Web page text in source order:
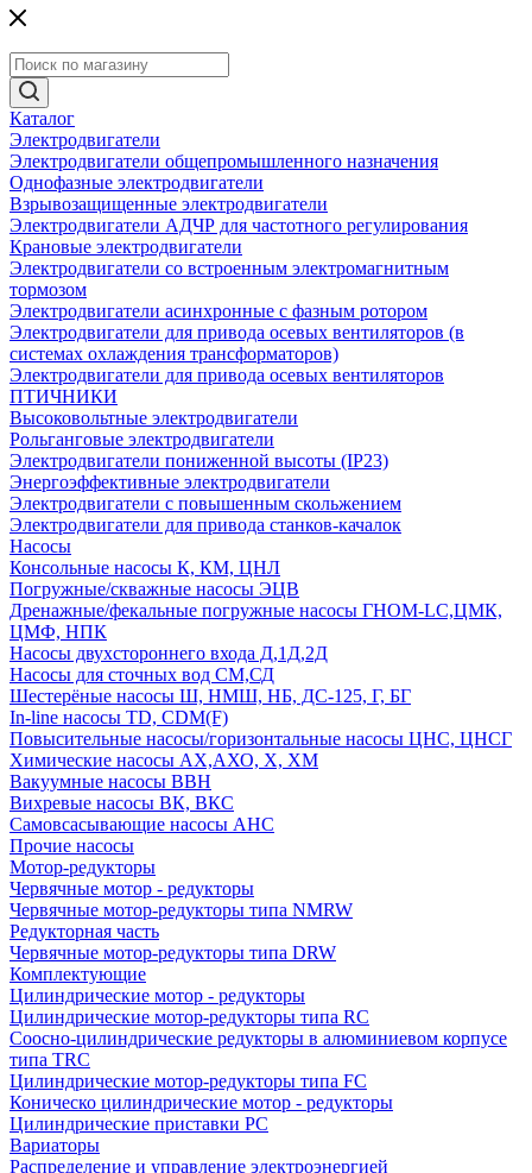
Каталог
Электродвигатели
Электродвигатели общепромышленного назначения
Однофазные электродвигатели
Взрывозащищенные электродвигатели
Электродвигатели АДЧР для частотного регулирования
Крановые электродвигатели
Электродвигатели со встроенным электромагнитным
тормозом
Электродвигатели асинхронные с фазным ротором
Электродвигатели для привода осевых вентиляторов (в
системах охлаждения трансформаторов)
Электродвигатели для привода осевых вентиляторов
ПТИЧНИКИ
Высоковольтные электродвигатели
Рольганговые электродвигатели
Электродвигатели пониженной высоты (IP23)
Энергоэффективные электродвигатели
Электродвигатели с повышенным скольжением
Электродвигатели для привода станков-качалок
Насосы
Консольные насосы К, КМ, ЦНЛ
Погружные/скважные насосы ЭЦВ
Дренажные/фекальные погружные насосы ГНОМ-LC,ЦМК,
ЦМФ, НПК
Насосы двухстороннего входа Д,1Д,2Д
Насосы для сточных вод СМ,СД
Шестерёные насосы Ш, НМШ, НБ, ДС-125, Г, БГ
In-line насосы TD, CDM(F)
Повысительные насосы/горизонтальные насосы ЦНС, ЦНСГ
Химические насосы АХ,АХО, Х, ХМ
Вакуумные насосы ВВН
Вихревые насосы ВК, ВКС
Самовсасывающие насосы АНС
Прочие насосы
Мотор-редукторы
Червячные мотор - редукторы
Червячные мотор-редукторы типа NMRW
Редукторная часть
Червячные мотор-редукторы типа DRW
Комплектующие
Цилиндрические мотор - редукторы
Цилиндрические мотор-редукторы типа RC
Соосно-цилиндрические редукторы в алюминиевом корпусе
типа TRC
Цилиндрические мотор-редукторы типа FC
Коническо цилиндрические мотор - редукторы
Цилиндрические приставки PC
Вариаторы
Распределение и управление электроэнергией